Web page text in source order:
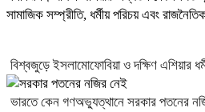
সামাজিক সম্প্রীতি, ধর্মীয় পরিচয় এবং
বিশ্বজুড়ে ইসলামোফোবিয়া ও দক্ষিণ এশিয়ার
ভারতে কেন গণঅভ্যুত্থানে সরকার পতনের